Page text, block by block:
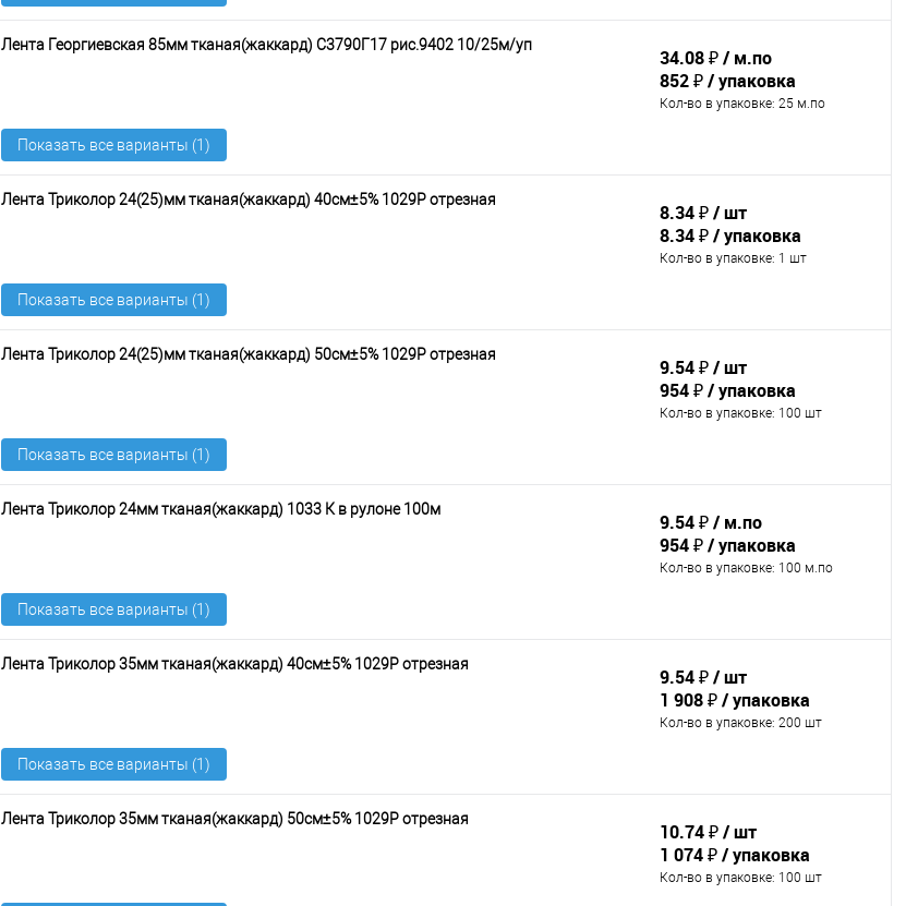
Лента Георгиевская 85мм тканая(жаккард) С3790Г17 рис.9402 10/25м/уп
34.08 ₽
м.по
852 ₽
упаковка
Кол-во в упаковке: 25 м.по
Лента Триколор 24(25)мм тканая(жаккард) 40см±5% 1029Р отрезная
8.34 ₽
шт
8.34 ₽
упаковка
Кол-во в упаковке: 1 шт
Лента Триколор 24(25)мм тканая(жаккард) 50см±5% 1029Р отрезная
9.54 ₽
шт
954 ₽
упаковка
Кол-во в упаковке: 100 шт
Лента Триколор 24мм тканая(жаккард) 1033 К в рулоне 100м
9.54 ₽
м.по
954 ₽
упаковка
Кол-во в упаковке: 100 м.по
Лента Триколор 35мм тканая(жаккард) 40см±5% 1029Р отрезная
9.54 ₽
шт
1 908 ₽
упаковка
Кол-во в упаковке: 200 шт
Лента Триколор 35мм тканая(жаккард) 50см±5% 1029Р отрезная
10.74 ₽
шт
1 074 ₽
упаковка
Кол-во в упаковке: 100 шт